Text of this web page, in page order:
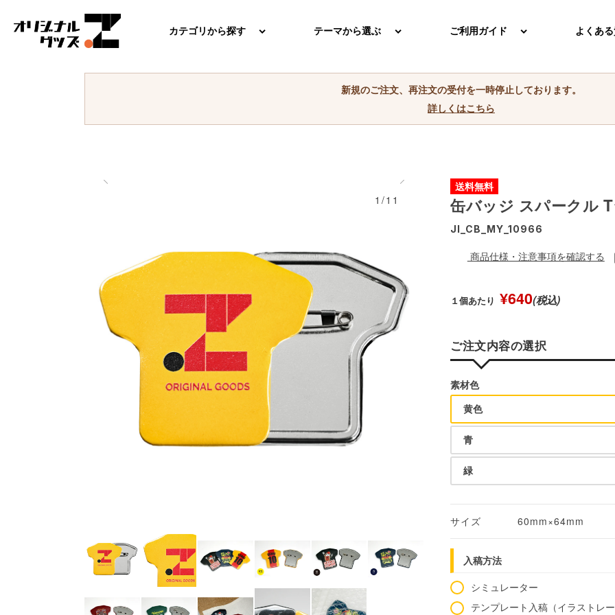
カテゴリから探す テーマから選ぶ ご利用ガイド よくあ
新規のご注文、再注文の受付を一時停止しております。
詳しくはこちら
1/11
送料無料
缶バッジ スパークル
JI_CB_MY_10966
商品仕様・注意事項を確認する
１個あたり ¥640(税込)
ご注文内容の選択
素材色
黄色
青
緑
サイズ 60mm×64mm
入稿方法
シミュレーター
テンプレート入稿（イラストレー